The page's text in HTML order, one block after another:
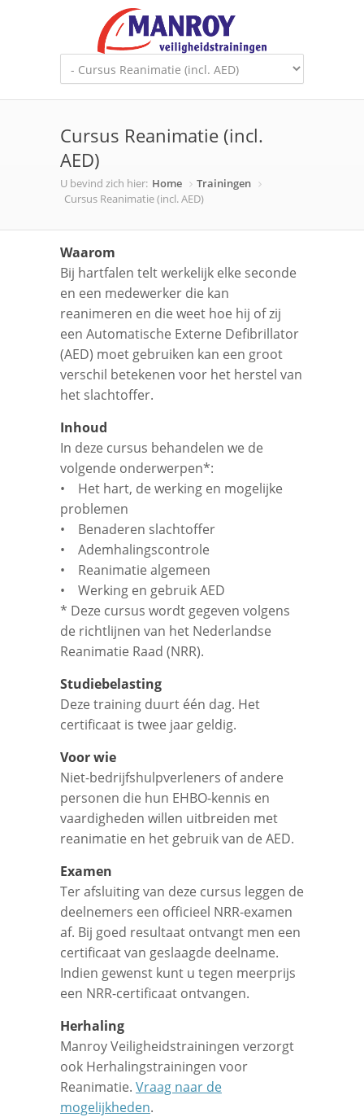
Cursus Reanimatie (incl.
AED)
U bevind zich hier: Home
Trainingen
Cursus Reanimatie (incl. AED)
Waarom
Bij hartfalen telt werkelijk elke seconde
en een medewerker die kan
reanimeren en die weet hoe hij of zij
een Automatische Externe Defibrillator
(AED) moet gebruiken kan een groot
verschil betekenen voor het herstel van
het slachtoffer.
Inhoud
In deze cursus behandelen we de
volgende onderwerpen*:
• Het hart, de werking en mogelijke
problemen
• Benaderen slachtoffer
• Ademhalingscontrole
• Reanimatie algemeen
• Werking en gebruik AED
* Deze cursus wordt gegeven volgens
de richtlijnen van het Nederlandse
Reanimatie Raad (NRR).
Studiebelasting
Deze training duurt één dag. Het
certificaat is twee jaar geldig.
Voor wie
Niet-bedrijfshulpverleners of andere
personen die hun EHBO-kennis en
vaardigheden willen uitbreiden met
reanimatie en het gebruik van de AED.
Examen
Ter afsluiting van deze cursus leggen de
deelnemers een officieel NRR-examen
af. Bij goed resultaat ontvangt men een
certificaat van geslaagde deelname.
Indien gewenst kunt u tegen meerprijs
een NRR-certificaat ontvangen.
Herhaling
Manroy Veiligheidstrainingen verzorgt
ook Herhalingstrainingen voor
Reanimatie. Vraag naar de
mogelijkheden.